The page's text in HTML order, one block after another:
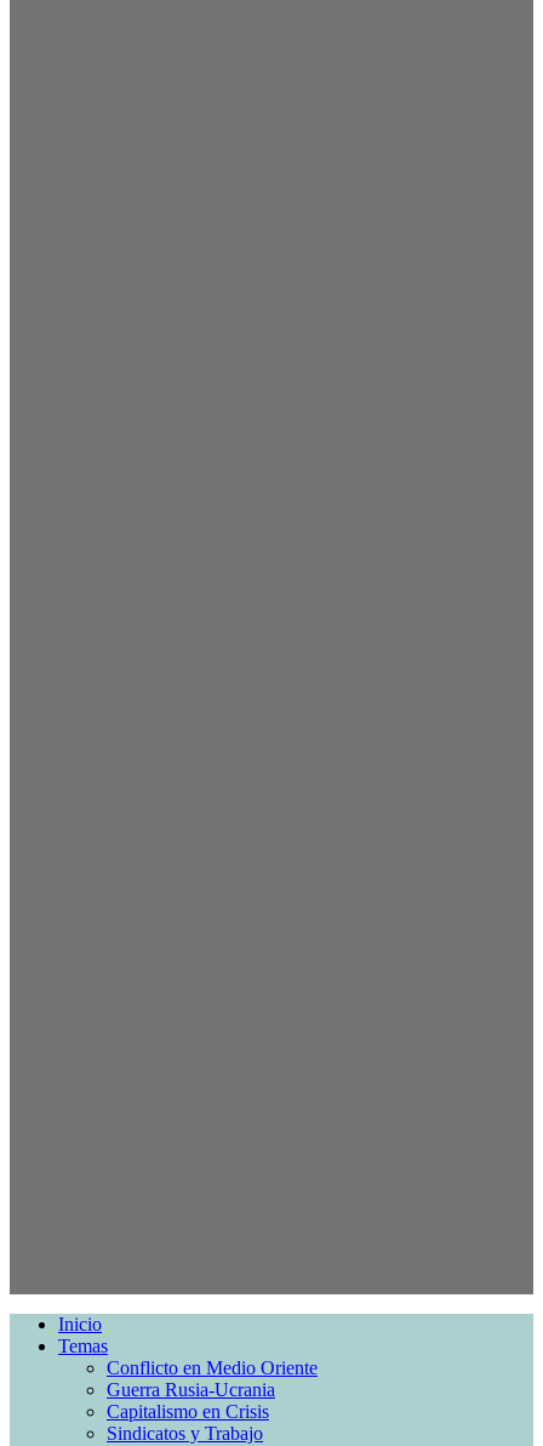
Inicio
Temas
Conflicto en Medio Oriente
Guerra Rusia-Ucrania
Capitalismo en Crisis
Sindicatos y Trabajo